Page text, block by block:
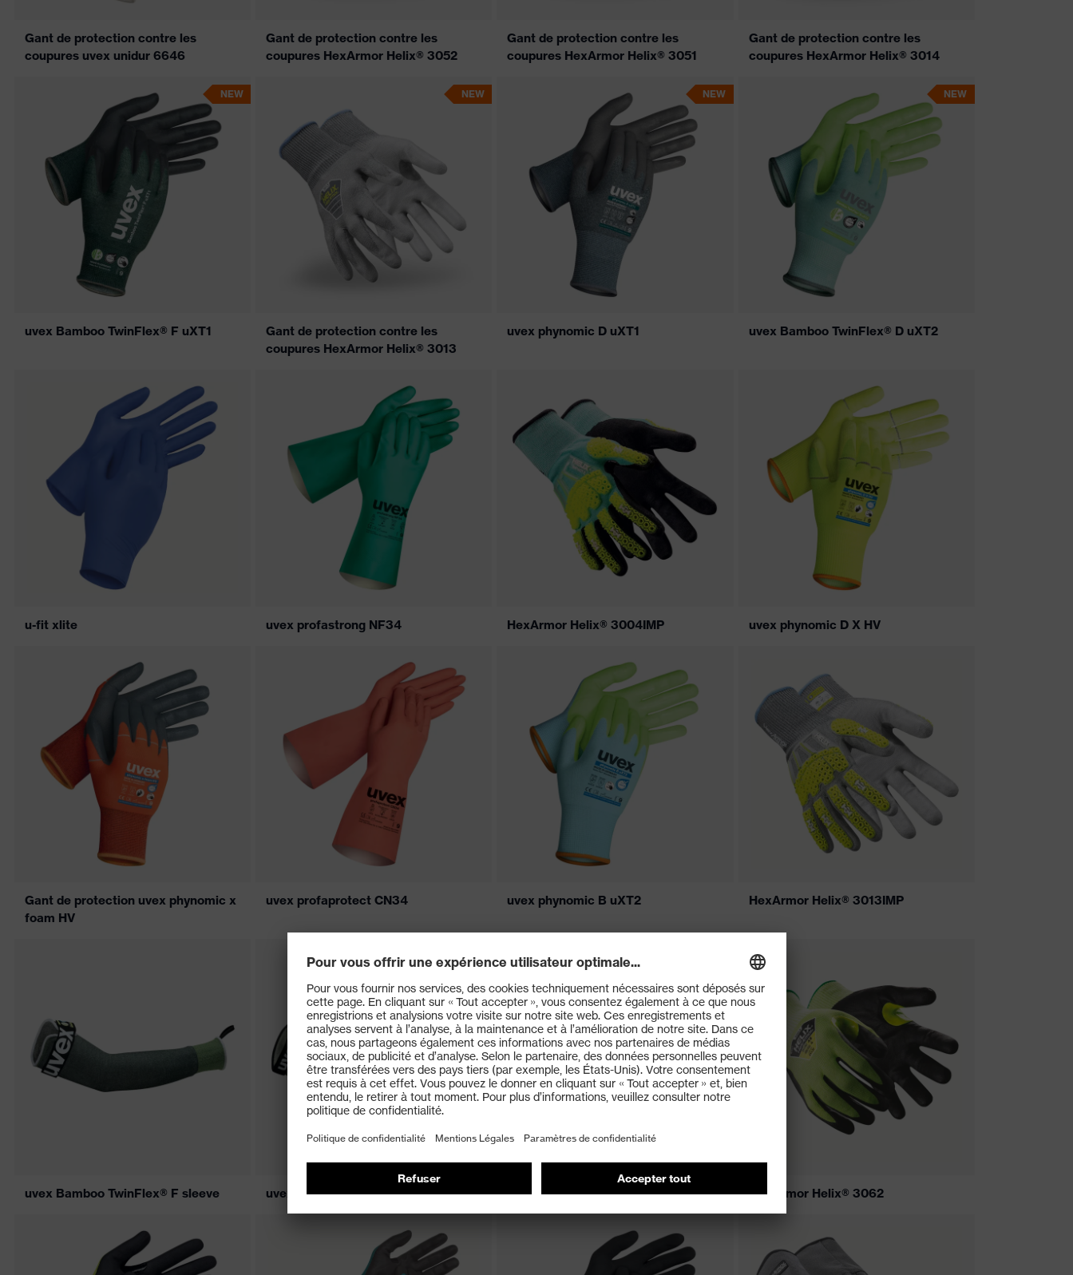
Gant de protection contre les
coupures uvex unidur 6646
Gant de protection contre les
coupures HexArmor Helix® 3052
Gant de protection contre les
coupures HexArmor Helix® 3051
Gant de protection contre les
coupures HexArmor Helix® 3014
NEW
uvex Bamboo TwinFlex® F uXT1
NEW
Gant de protection contre les
coupures HexArmor Helix® 3013
NEW
uvex phynomic D uXT1
NEW
uvex Bamboo TwinFlex® D uXT2
u-fit xlite uvex profastrong NF34 HexArmor Helix® 3004IMP uvex phynomic D X HV
Gant de protection uvex phynomic x
foam HV
uvex profaprotect CN34 uvex phynomic B uXT2 HexArmor Helix® 3013IMP
uvex Bamboo TwinFlex® F sleeve uvex C500 M sleeve TL HexArmor Helix® 3014IMP HexArmor Helix® 3062